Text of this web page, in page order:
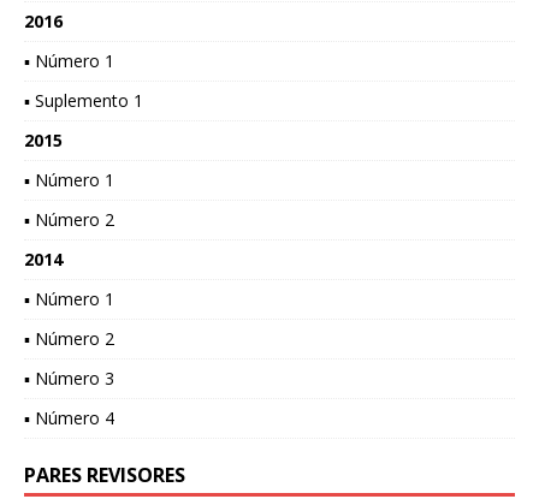
2016
▪ Número 1
▪ Suplemento 1
2015
▪ Número 1
▪ Número 2
2014
▪ Número 1
▪ Número 2
▪ Número 3
▪ Número 4
PARES REVISORES